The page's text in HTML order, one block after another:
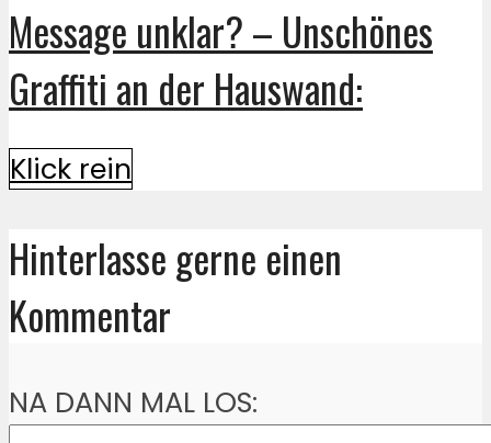
Message unklar? – Unschönes
Graffiti an der Hauswand:
Klick rein
Hinterlasse gerne einen
Kommentar
NA DANN MAL LOS: